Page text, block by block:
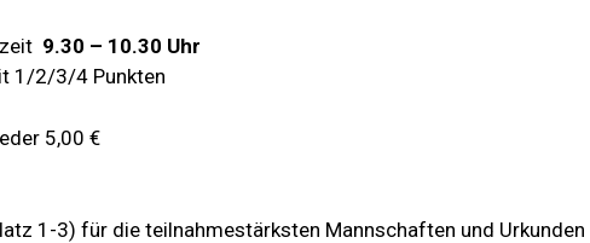
9.30 – 10.30 Uhr
1/2/3/4 Punkten
5,00 €
1-3) für die teilnahmestärksten Mannschaften und Urkunden